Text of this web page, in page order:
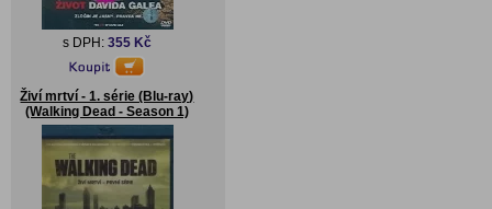
s DPH: 355 Kč
Živí mrtví - 1. série (Blu-ray)
(Walking Dead - Season 1)